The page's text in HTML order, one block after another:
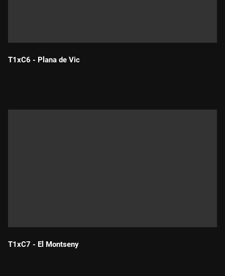
T1xC6 - Plana de Vic
T1xC7 - El Montseny